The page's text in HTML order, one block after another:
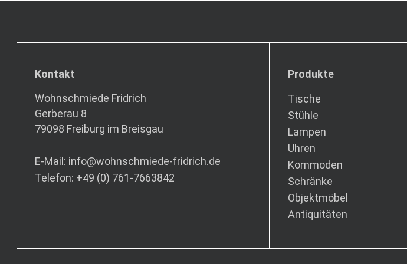
Kontakt
Wohnschmiede Fridrich
Gerberau 8
79098 Freiburg im Breisgau
E-Mail: info@wohnschmiede-fridrich.de
Telefon: +49 (0) 761-7663842
Produkte
Tische
Stühle
Lampen
Uhren
Kommoden
Schränke
Objektmöbel
Antiquitäten